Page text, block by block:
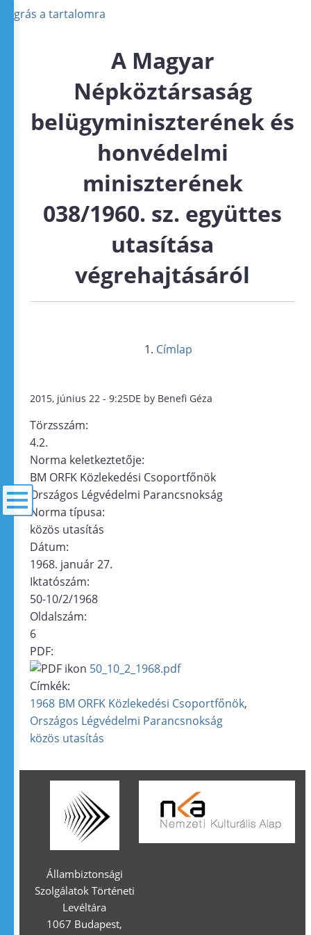
Ugrás a tartalomra
A Magyar
Népköztársaság
belügyminiszterének és
honvédelmi
miniszterének
038/1960. sz. együttes
utasítása
végrehajtásáról
Címlap
2015, június 22 - 9:25DE by Benefi Géza
Törzsszám:
4.2.
Norma keletkeztetője:
BM ORFK Közlekedési Csoportfőnök
Országos Légvédelmi Parancsnokság
Norma típusa:
közös utasítás
Dátum:
1968. január 27.
Iktatószám:
50-10/2/1968
Oldalszám:
6
PDF:
50_10_2_1968.pdf
Címkék:
1968 BM ORFK Közlekedési Csoportfőnök
Országos Légvédelmi Parancsnokság
közös utasítás
Állambiztonsági
Szolgálatok Történeti
Levéltára
1067 Budapest,